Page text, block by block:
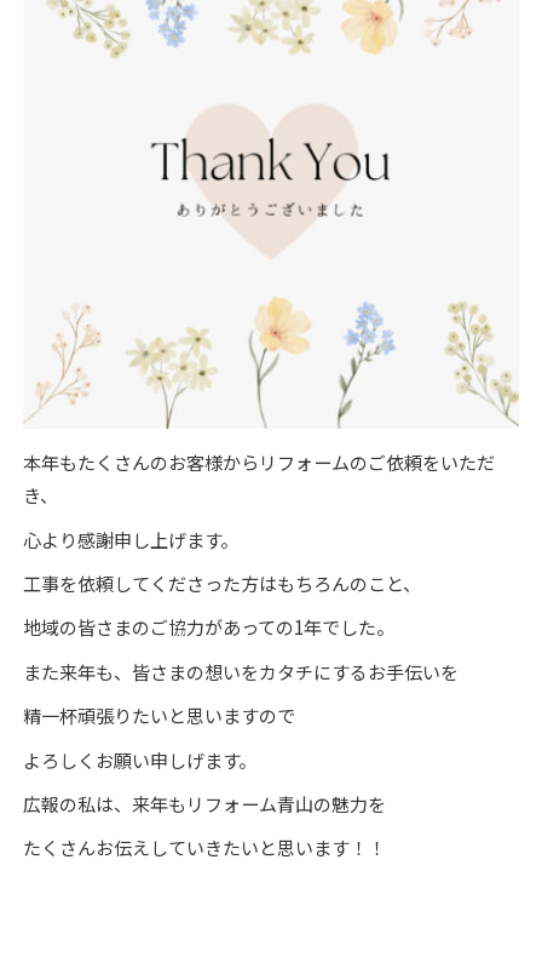
本年もたくさんのお客様からリフォームのご依頼をいただ
き、
心より感謝申し上げます。
工事を依頼してくださった方はもちろんのこと、
地域の皆さまのご協力があっての1年でした。
また来年も、皆さまの想いをカタチにするお手伝いを
精一杯頑張りたいと思いますので
よろしくお願い申しげます。
広報の私は、来年もリフォーム青山の魅力を
たくさんお伝えしていきたいと思います！！